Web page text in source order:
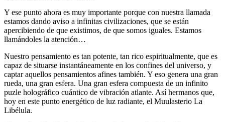
Y ese punto ahora es muy importante porque con nuestra llamada
estamos dando aviso a infinitas civilizaciones, que se están
apercibiendo de que existimos, de que somos iguales. Estamos
llamándoles la atención…
Nuestro pensamiento es tan potente, tan rico espiritualmente, que es
capaz de situarse instantáneamente en los confines del universo, y
captar aquellos pensamientos afines también. Y eso genera una gran
rueda, una gran esfera. Una gran esfera compuesta de un infinito
puzle holográfico cuántico de vibración atlante. Así hermanos que,
hoy en este punto energético de luz radiante, el Muulasterio La
Libélula.